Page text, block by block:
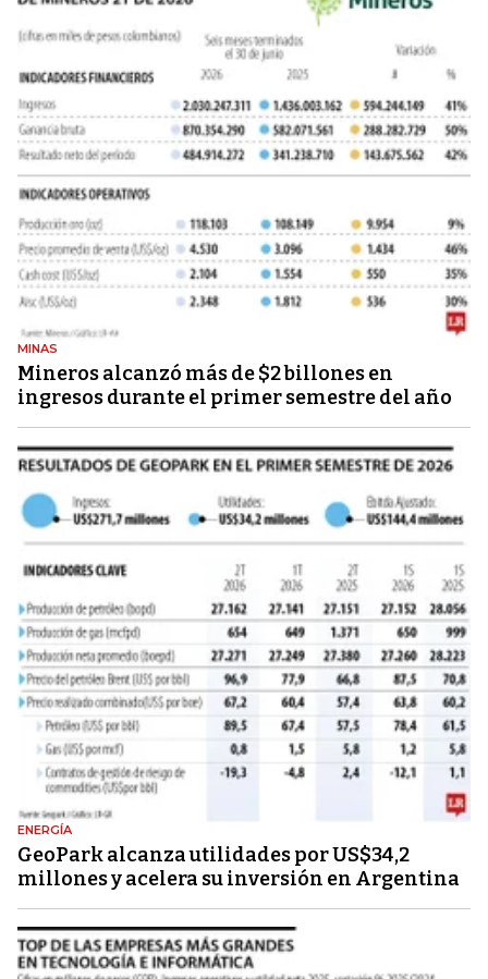
MINAS
Mineros alcanzó más de $2 billones en
ingresos durante el primer semestre del año
ENERGÍA
GeoPark alcanza utilidades por US$34,2
millones y acelera su inversión en Argentina